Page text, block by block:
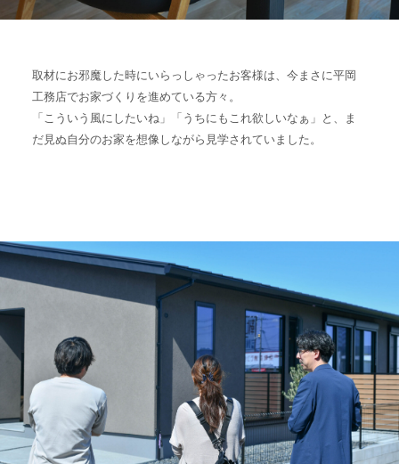
取材にお邪魔した時にいらっしゃったお客様は、今まさに平岡
工務店でお家づくりを進めている方々。
「こういう風にしたいね」「うちにもこれ欲しいなぁ」と、ま
だ見ぬ自分のお家を想像しながら見学されていました。